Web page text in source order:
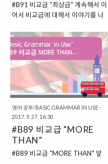
면 될 것이지요. 링크는 아래에 있습
니다. 2017/09/22 - #B43 TOO
/ EITHER # "너무 ~한"이라는 의미
로 사용되는 TOO 이번에 알아볼
내용은 바로 "너무 ~한"이라는 의미
로 사용되는 TOO입니다...
#B91 비교급 "최상급" 계속해서 이
어서 비교급에 대해서 이야기를 나
급"의 비교급을 영어로는 어떻게 표
현하고 있는지에 대해서 이야기를
해보도록 할 것입니다. 최상급은 말
그대로 "가장 ~한 것"을 가리키는
"비교급"이랍니다. 대회에서 우승을
차지한 한 사람이 있다고 생각해보
도록 하지요. 이 경우에는 가장 잘
한 사람이라고 할 수 있을 것입니다.
우리말로는 "최고"라고 할 수 있는
이것을 영어에서는 최상급을 사용
해서 이야기해볼 수 있는 것이지요.
가리키는 데 사용하는 "최상급" 최
영어 공부/BASIC GRAMMAR IN USE·
2017. 9. 27. 16:30
#B89 비교급 "MORE
THAN"
#B89 비교급 "MORE THAN" 앞